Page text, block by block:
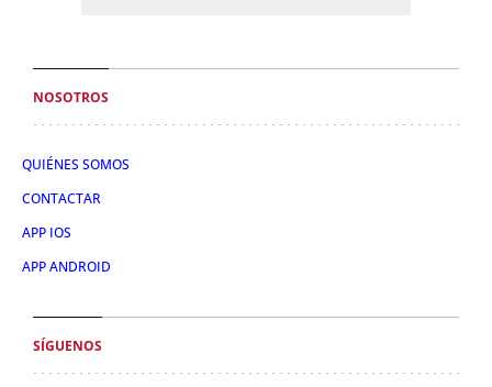
NOSOTROS
QUIÉNES SOMOS
CONTACTAR
APP IOS
APP ANDROID
SÍGUENOS